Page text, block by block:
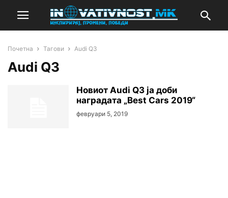
Почетна Тагови Audi Q3
Audi Q3
Новиот Audi Q3 ја доби
наградата „Best Cars 2019“
февруари 5, 2019